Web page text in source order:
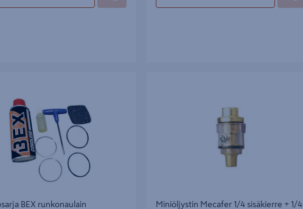
BEX runkonaulain
Miniöljystin Mecafer 1/4 sisäkierre + 1/4